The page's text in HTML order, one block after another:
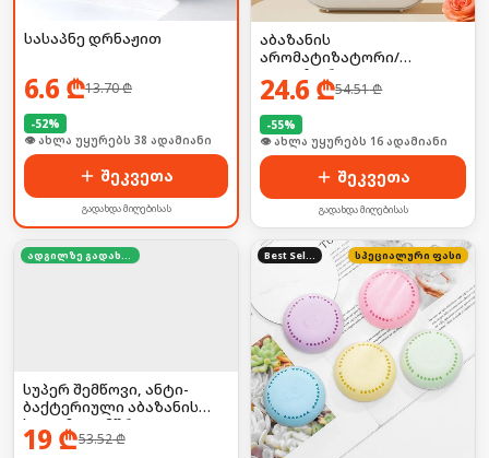
სასაპნე დრნაჟით
6.6 ₾13.70₾
-52%
👁 ახლა უყურებს 38 ადამიანი
შეკვეთა
გადახდა მიღებისას
აბაზანის
არომატიზატორი/
დიფუზორი
24.6 ₾54.51₾
-55%
👁 ახლა უყურებს 16 ადამიანი
შეკვეთა
გადახდა მიღებისას
ადგილზე გადახდა
სუპერ შემწოვი, ანტი-
ბაქტერიული აბაზანის
ხალიჩა — მშრალი და
უსაფრთხო იატაკისთვის
19 ₾53.52₾
Best Seller სპეციალური ფასი